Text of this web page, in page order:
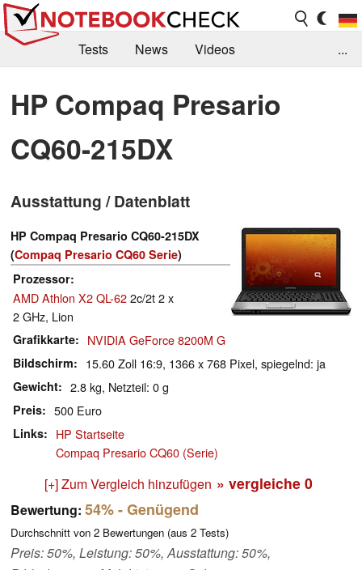
Tests News
Videos
Kaufberatung
Deals Suche
Jobs
Forum
...
HP Compaq Presario
CQ60-215DX
Ausstattung / Datenblatt
HP Compaq Presario CQ60-215DX
(Compaq Presario CQ60 Serie)
Prozessor
AMD Athlon X2 QL-622c/2t 2 x
2 GHz, Lion
Grafikkarte NVIDIA GeForce 8200M G
Bildschirm 15.60 Zoll 16:9, 1366 x 768 Pixel, spiegelnd: ja
Gewicht 2.8 kg, Netzteil: 0 g
Preis 500 Euro
Links
HP Startseite
Compaq Presario CQ60 (Serie)
[+] Zum Vergleich hinzufügen » vergleiche 0
Bewertung: 54%- Genügend
Durchschnitt von 2 Bewertungen (aus 2 Tests)
Preis: 50%, Leistung: 50%, Ausstattung: 50%,